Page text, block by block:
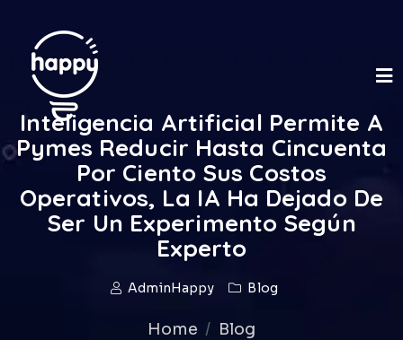
Inteligencia Artificial Permite A
Pymes Reducir Hasta Cincuenta
Por Ciento Sus Costos
Operativos, La IA Ha Dejado De
Ser Un Experimento Según
Experto
AdminHappy Blog
Home Blog